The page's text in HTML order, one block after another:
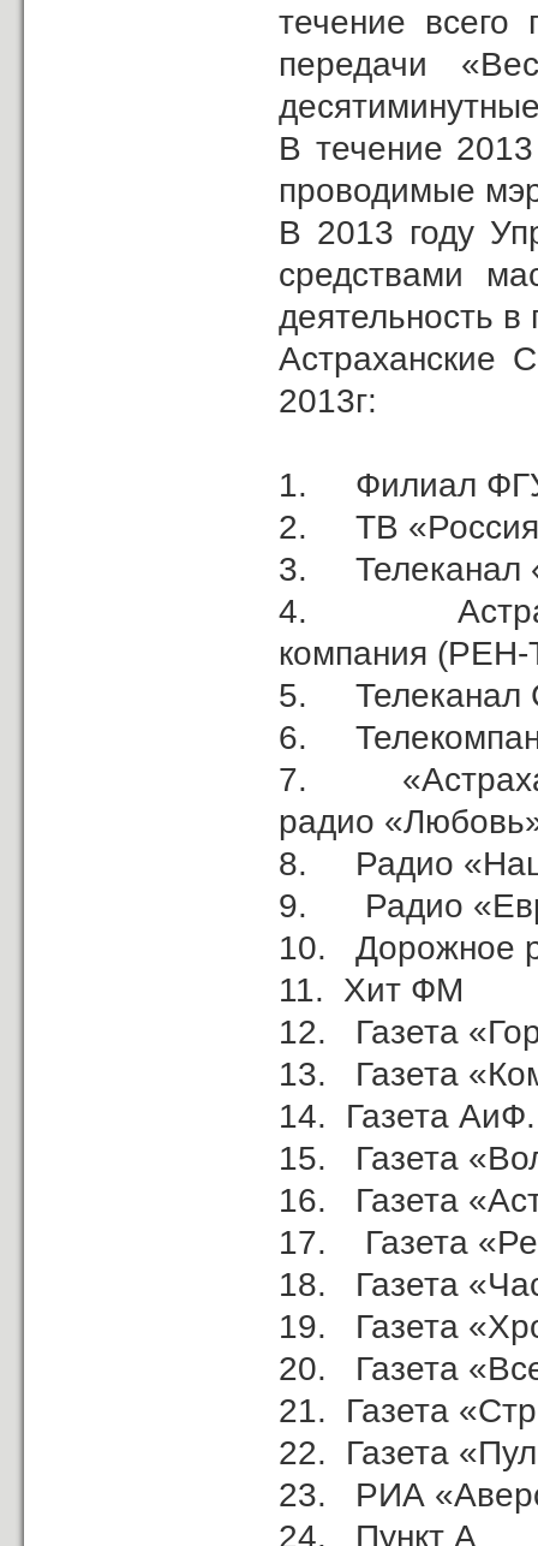
течение
передачи
В течение
проводимые
В 2013 году
средствами
деятельность в
Астраханские
2013г:
1. Филиал
2. ТВ «Россия
3. Телеканал
4.
компания (РЕН-
5. Телеканал
6.
7.
радио
8. Радио
9. Радио
10. Дорожное
11. Хит ФМ
12. Газета
13. Газета
14. Газета
15. Газета
16. Газета
17. Газета
18. Газета
19. Газета
20. Газета
21. Газета
22. Газета
23. РИА
24. Пункт А